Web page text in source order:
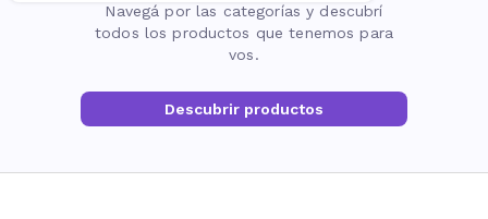
Navegá por las categorías y descubrí
todos los productos que tenemos para
vos.
Descubrir productos